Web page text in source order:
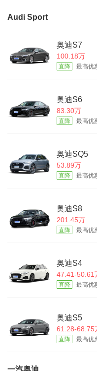
Audi Sport
奥迪S7
100.18万
直降 最高优
奥迪S6
83.30万
直降 最高优
奥迪SQ5
53.89万
直降 最高优
奥迪S8
201.45万
直降 最高优
奥迪S4
47.41-50.61
直降 最高优
奥迪S5
61.28-68.75
直降 最高优
一汽奥迪